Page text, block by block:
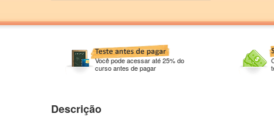
Você pode acessar até 25% do
curso antes de pagar
Descrição